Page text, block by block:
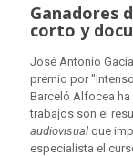
Ganadores
corto y
José Antonio
premio por
Barceló Alfocea
trabajos son el
audiovisual que
especialista el